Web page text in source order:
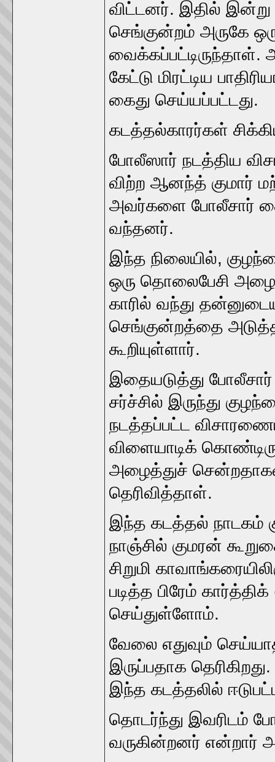
விட்டனர். இதில் இன்று
செங்குன்றம் அருகே
கேட்டு மிரட்டிய
கைது செய்யப்பட்டது.
கடத்தல்காரர்கள்
போலீஸார் நடத்திய
விற்ற ஆனந்த் குமார்
அவர்களை போலீசார்
வந்தனர்.
இந்த நிலையில்,
ஒரு தொலைபேசி
காரில் வந்து
செங்குன்றத்தை
கூறியுள்ளார்.
இதையடுத்து
சர்ச்சில் இருந்து
நடத்தப்பட்ட
விளையாடிக்
அழைத்துச்
தெரிவித்தாள்.
இந்த கடத்தல் நாடகம்
நாஞ்சில் குமரன்
சிறுமி
படித்த பிரேம்
செய்துள்ளோம்.
வேலை எதுவும்
இருப்பதாக
இந்த கடத்தலில்
தொடர்ந்து இவரிடம்
வருகின்றனர் என்றார்